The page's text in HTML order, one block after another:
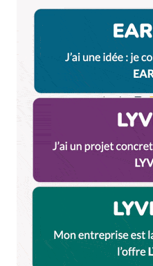
Je pense que le
massives et à
l’ensemble qu’à une
16 juillet 2014 à 11 h 11 min
Répondre
… nous surnommons
exilés dans la capitale
« Taille Crayon », pour
Urbanisme &
Cutter!
Répondre